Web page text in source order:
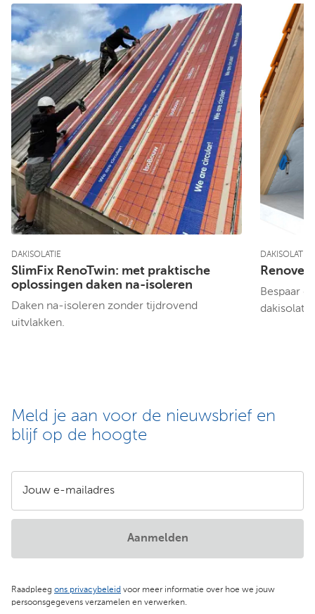
DAKISOLATIE
SlimFix RenoTwin: met praktische
oplossingen daken na-isoleren
Daken na-isoleren zonder tijdrovend
uitvlakken.
DAKISOLATIE
Bespaar
dakisolatie
Meld je aan voor de nieuwsbrief en
blijf op de hoogte
Jouw e-mailadres
Raadpleeg ons privacybeleid voor meer informatie over hoe we jouw
persoonsgegevens verzamelen en verwerken.
Aanmelden